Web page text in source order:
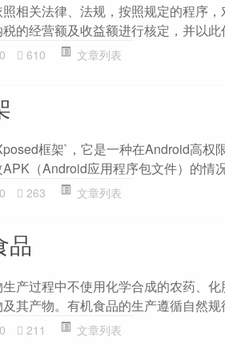
相关法律、法规，按照规定的程序
的经营额及收益额进行核定，并以此
0 610 文章列表
框架`，它是一种在Android高权
（Android应用程序包文件）的情
0 263 文章列表
品
产过程中不使用化学合成的农药、
其产物。有机食品的生产遵循自然规
0 211 文章列表